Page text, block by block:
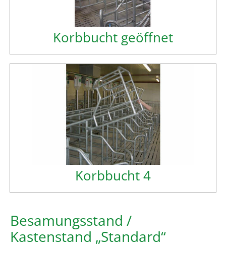
Korbbucht geöffnet
Korbbucht 4
Besamungsstand /
Kastenstand „Standard“